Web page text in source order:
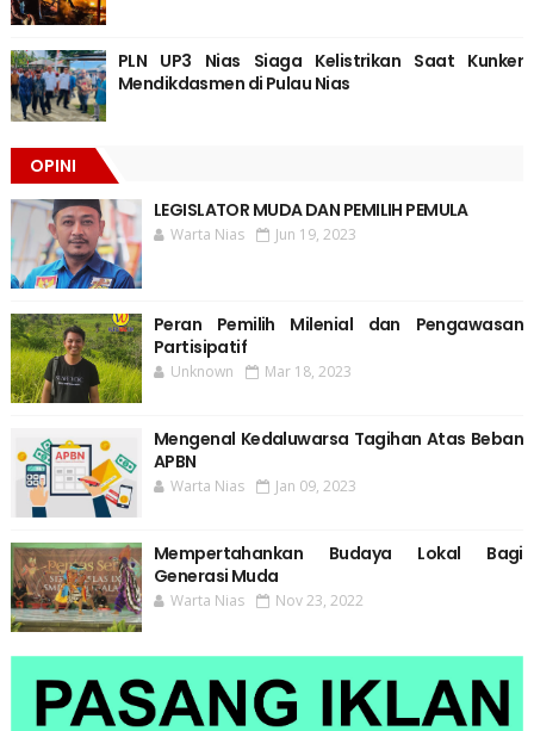
PLN UP3 Nias Siaga Kelistrikan Saat Kunker
Mendikdasmen di Pulau Nias
OPINI
LEGISLATOR MUDA DAN PEMILIH PEMULA
Warta Nias Jun 19, 2023
Peran Pemilih Milenial dan Pengawasan
Partisipatif
Unknown Mar 18, 2023
Mengenal Kedaluwarsa Tagihan Atas Beban
APBN
Warta Nias Jan 09, 2023
Mempertahankan Budaya Lokal Bagi
Generasi Muda
Warta Nias Nov 23, 2022